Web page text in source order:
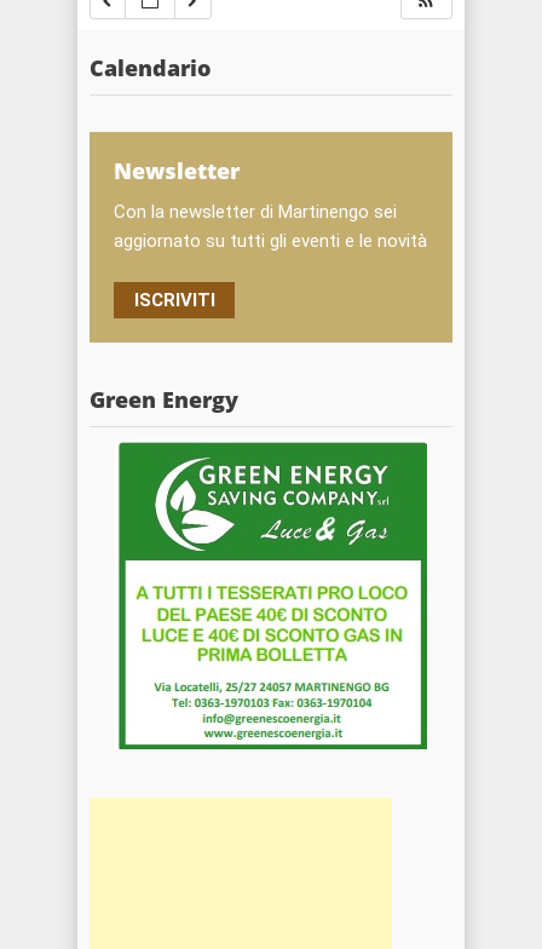
Calendario
Newsletter
Con la newsletter di Martinengo sei
aggiornato su tutti gli eventi e le novità
ISCRIVITI
Green Energy